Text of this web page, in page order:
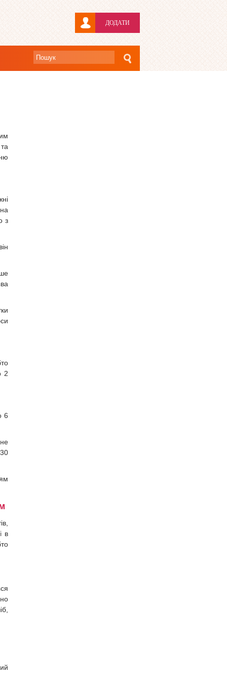
ДОДАТИ
з
2
6
в